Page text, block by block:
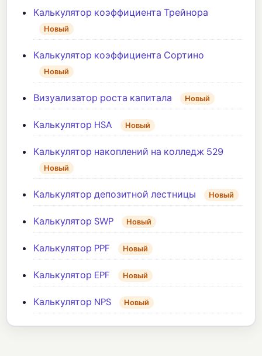
Калькулятор коэффициента Трейнора
Новый
Калькулятор коэффициента Сортино
Новый
Визуализатор роста капитала Новый
Калькулятор HSA Новый
Калькулятор накоплений на колледж 529
Новый
Калькулятор депозитной лестницы Новый
Калькулятор SWP Новый
Калькулятор PPF Новый
Калькулятор EPF Новый
Калькулятор NPS Новый